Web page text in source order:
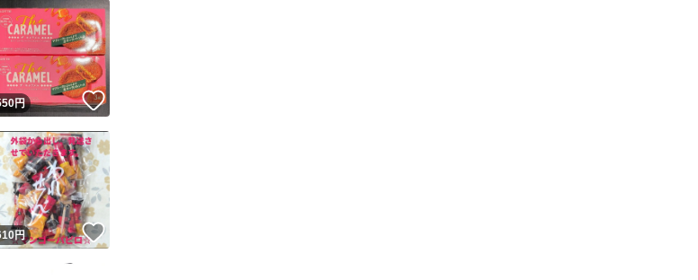
ユーザーの実績について
準を満たしたユーザーにバッジを付与しています
ね！
円 いいね！
ね！
円